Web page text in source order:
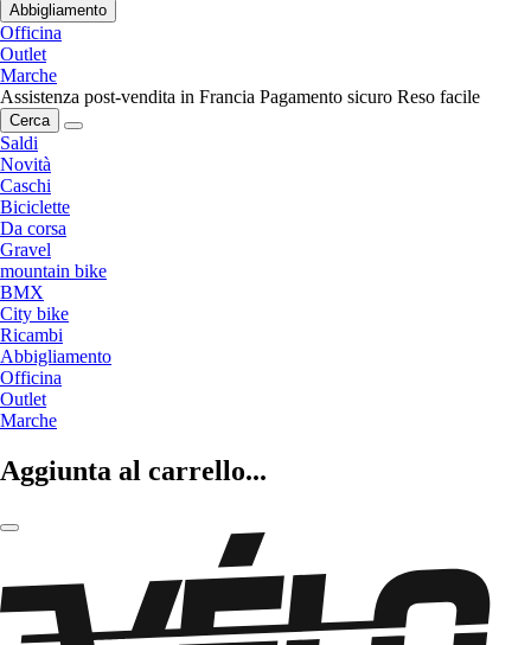
Abbigliamento
Officina
Outlet
Marche
Assistenza post-vendita in Francia Pagamento sicuro Reso facile
Cerca
Saldi
Novità
Caschi
Biciclette
Da corsa
Gravel
mountain bike
BMX
City bike
Ricambi
Abbigliamento
Officina
Outlet
Marche
Aggiunta al carrello...